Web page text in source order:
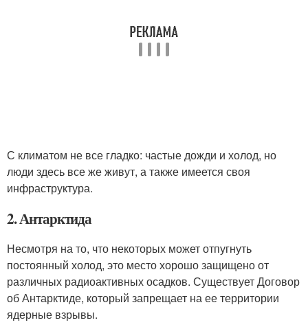
С климатом не все гладко: частые дожди и холод, но
люди здесь все же живут, а также имеется своя
инфраструктура.
2. Антарктида
Несмотря на то, что некоторых может отпугнуть
постоянный холод, это место хорошо защищено от
различных радиоактивных осадков. Существует Договор
об Антарктиде, который запрещает на ее территории
ядерные взрывы.